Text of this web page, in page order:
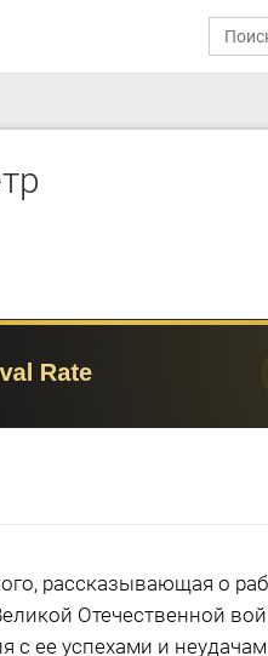
рассказывающая о
Отечественной
с ее успехами и